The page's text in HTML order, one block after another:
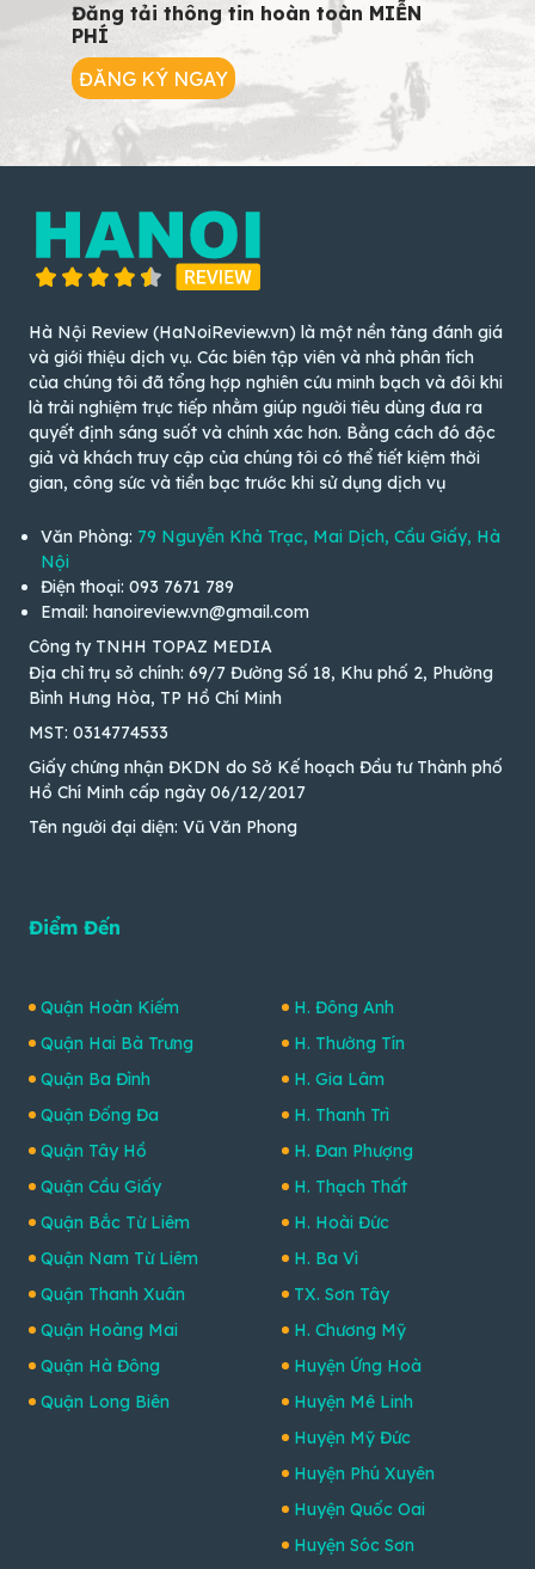
Đăng tải thông tin hoàn toàn MIỄN
PHÍ
ĐĂNG KÝ NGAY
Hà Nội Review (HaNoiReview.vn) là một nền tảng đánh giá
và giới thiệu dịch vụ. Các biên tập viên và nhà phân tích
của chúng tôi đã tổng hợp nghiên cứu minh bạch và đôi khi
là trải nghiệm trực tiếp nhằm giúp người tiêu dùng đưa ra
quyết định sáng suốt và chính xác hơn. Bằng cách đó độc
giả và khách truy cập của chúng tôi có thể tiết kiệm thời
gian, công sức và tiền bạc trước khi sử dụng dịch vụ
Văn Phòng: 79 Nguyễn Khả Trạc, Mai Dịch, Cầu Giấy, Hà
Nội
Điện thoại: 093 7671 789
Email: hanoireview.vn@gmail.com
Công ty TNHH TOPAZ MEDIA
Địa chỉ trụ sở chính: 69/7 Đường Số 18, Khu phố 2, Phường
Bình Hưng Hòa, TP Hồ Chí Minh
MST: 0314774533
Giấy chứng nhận ĐKDN do Sở Kế hoạch Đầu tư Thành phố
Hồ Chí Minh cấp ngày 06/12/2017
Tên người đại diện: Vũ Văn Phong
Điểm Đến
Quận Hoàn Kiếm
Quận Hai Bà Trưng
Quận Ba Đình
Quận Đống Đa
Quận Tây Hồ
Quận Cầu Giấy
Quận Bắc Từ Liêm
Quận Nam Từ Liêm
Quận Thanh Xuân
Quận Hoàng Mai
Quận Hà Đông
Quận Long Biên
H. Đông Anh
H. Thường Tín
H. Gia Lâm
H. Thanh Trì
H. Đan Phượng
H. Thạch Thất
H. Hoài Đức
H. Ba Vì
TX. Sơn Tây
H. Chương Mỹ
Huyện Ứng Hoà
Huyện Mê Linh
Huyện Mỹ Đức
Huyện Phú Xuyên
Huyện Quốc Oai
Huyện Sóc Sơn